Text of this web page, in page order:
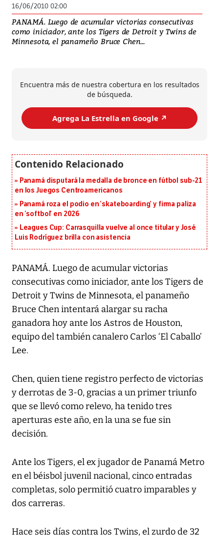
16/06/2010 02:00
PANAMÁ. Luego de acumular victorias consecutivas
como iniciador, ante los Tigers de Detroit y Twins de
Minnesota, el panameño Bruce Chen...
Encuentra más de nuestra cobertura en los resultados
de búsqueda.
Agrega La Estrella en Google ↗️
Panamá disputará la medalla de bronce en fútbol sub-21
en los Juegos Centroamericanos
Panamá roza el podio en ‘skateboarding’ y firma paliza
en ‘softbol’ en 2026
Leagues Cup: Carrasquilla vuelve al once titular y José
Luis Rodríguez brilla con asistencia
PANAMÁ. Luego de acumular victorias
consecutivas como iniciador, ante los Tigers de
Detroit y Twins de Minnesota, el panameño
Bruce Chen intentará alargar su racha
ganadora hoy ante los Astros de Houston,
equipo del también canalero Carlos ‘El Caballo’
Lee.
Chen, quien tiene registro perfecto de victorias
y derrotas de 3-0, gracias a un primer triunfo
que se llevó como relevo, ha tenido tres
aperturas este año, en la una se fue sin
decisión.
Ante los Tigers, el ex jugador de Panamá Metro
en el béisbol juvenil nacional, cinco entradas
completas, solo permitió cuatro imparables y
dos carreras.
Hace seis días contra los Twins, el zurdo de 32